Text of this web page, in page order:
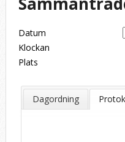
Datum
Klockan
Plats
Dagordning